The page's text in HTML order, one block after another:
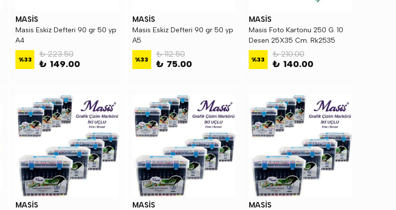
MASİS
Masis Eskiz Defteri 90 gr 50 yp
A4
%33
₺ 223.50
₺ 149.00
MASİS
Masis Eskiz Defteri 90 gr 50 yp
A5
%33
₺ 112.50
₺ 75.00
MASİS
Masis Foto Kartonu 250 G. 10
Desen 25X35 Cm. Rk2535
%33
₺ 210.00
₺ 140.00
MASİS MASİS MASİS